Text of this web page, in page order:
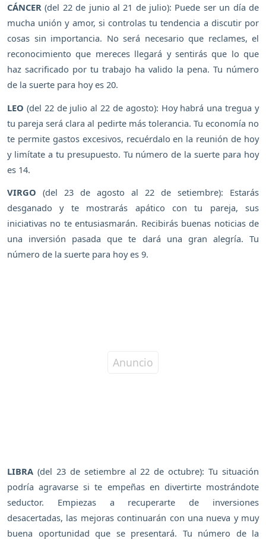
CÁNCER (del 22 de junio al 21 de julio): Puede ser un día de
mucha unión y amor, si controlas tu tendencia a discutir por
cosas sin importancia. No será necesario que reclames, el
reconocimiento que mereces llegará y sentirás que lo que
haz sacrificado por tu trabajo ha valido la pena. Tu número
de la suerte para hoy es 20.
LEO (del 22 de julio al 22 de agosto): Hoy habrá una tregua y
tu pareja será clara al pedirte más tolerancia. Tu economía no
te permite gastos excesivos, recuérdalo en la reunión de hoy
y limítate a tu presupuesto. Tu número de la suerte para hoy
es 14.
VIRGO (del 23 de agosto al 22 de setiembre): Estarás
desganado y te mostrarás apático con tu pareja, sus
iniciativas no te entusiasmarán. Recibirás buenas noticias de
una inversión pasada que te dará una gran alegría. Tu
número de la suerte para hoy es 9.
LIBRA (del 23 de setiembre al 22 de octubre): Tu situación
podría agravarse si te empeñas en divertirte mostrándote
seductor. Empiezas a recuperarte de inversiones
desacertadas, las mejoras continuarán con una nueva y muy
buena oportunidad que se presentará. Tu número de la